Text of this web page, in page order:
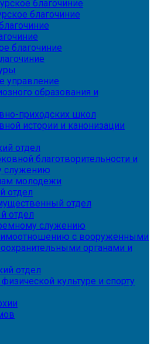
благочиние
благочиние
благочиние
управление
образования и
приходских школ
истории и канонизации
отдел
благотворительности и
служению
молодежи
отдел
отдел
отдел
служению
с вооруженными
органами и
отдел
культуре и спорту